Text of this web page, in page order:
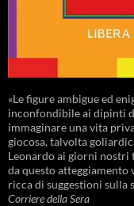
«Le figure ambigue ed
inconfondibile ai dipinti
immaginare una vita
giocosa, talvolta
Leonardo ai giorni nostri
da questo atteggiamento
ricca di suggestioni sulla
Corriere della Sera